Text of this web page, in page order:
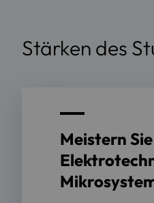
Stärken des
Meistern